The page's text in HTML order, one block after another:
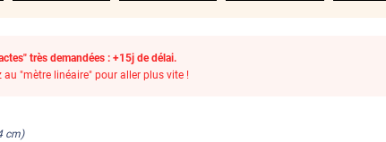
très demandées : +15j de délai.
"mètre linéaire" pour aller plus vite !
cm)